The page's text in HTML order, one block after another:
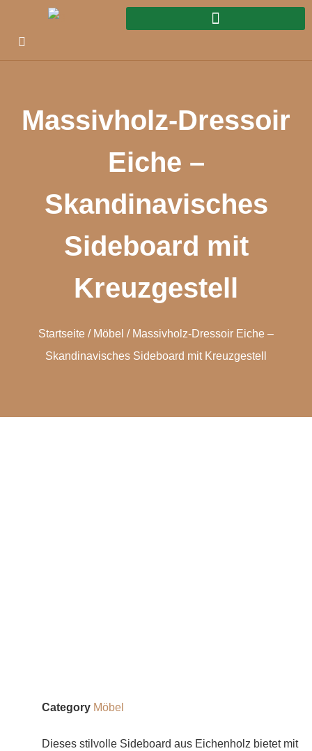
Massivholz-Dressoir
Eiche –
Skandinavisches
Sideboard mit
Kreuzgestell
Startseite / Möbel / Massivholz-Dressoir Eiche –
Skandinavisches Sideboard mit Kreuzgestell
Category Möbel
Dieses stilvolle Sideboard aus Eichenholz bietet mit